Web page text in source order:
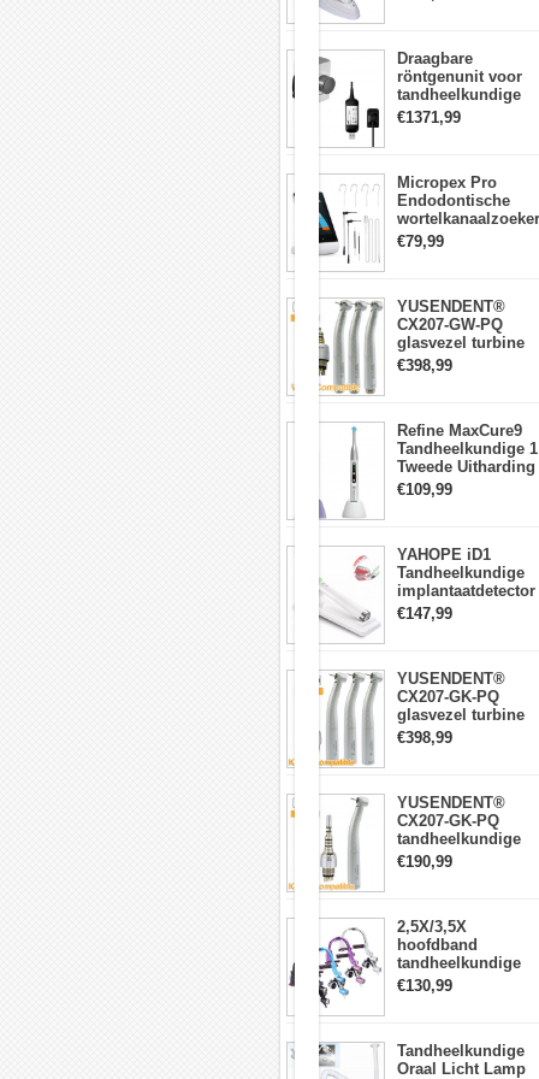
lichtmeter 2000
Draagbare
röntgenunit voor
tandheelkundige
apparatuur met
hoge frequentie +
€1371,99
Micropex Pro
Endodontische
wortelkanaalzoeker
Apex Locator voor
€79,99
YUSENDENT®
CX207-GW-PQ
glasvezel turbine
handstuk W&H
compatibel
€398,99
Refine MaxCure9
Tandheelkundige 1
Tweede Uitharding
LED-
uithardingslamp
€109,99
YAHOPE iD1
Tandheelkundige
implantaatdetector
implantaatlocator
slimme
€147,99
YUSENDENT®
CX207-GK-PQ
glasvezel turbine
handstuk KAVO-
compatibel
x3)
€398,99
YUSENDENT®
CX207-GK-PQ
tandheelkundige
turbine-handstuk
compatibel met
€190,99
2,5X/3,5X
hoofdband
tandheelkundige
verrekijkerloepen
met 5W LED-
€130,99
Tandheelkundige
Oraal Licht Lamp
vergrootglas,
telescoop,
camera,
enz.
3.
sieraden
verwerkende
het
proces
van
het
slijpen
en
polijsten
en
zo
verder,
zal
veel
stof
decoraties.
deze
artefacten
zijn
vaak
gecompliceerde
vorm,
meer
traditionele
reinigingsmethoden
vaak
hulpeloos.
4.
en
precisie-
instrumenten
Alleen
het
lossen
omhulsel,
en
het
geheel
reinigingstank
met